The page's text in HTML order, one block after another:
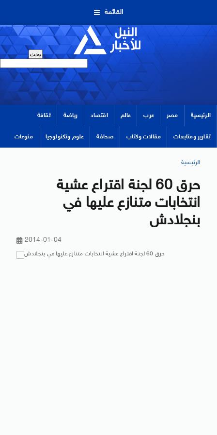
القائمة
الرئيسية مصر عرب عالم اقتصاد رياضة ثقافة
تقارير ومتابعات مقالات وكتاب صحافة علوم وتكنولوجيا منوعات
الرئيسية
حرق 60 لجنة اقتراع عشية
انتخابات متنازع عليها في
بنجلادش
2014-01-04